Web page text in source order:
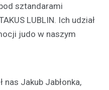
sztandarami
LUBLIN. Ich udział
judo w naszym
Jakub Jabłonka,